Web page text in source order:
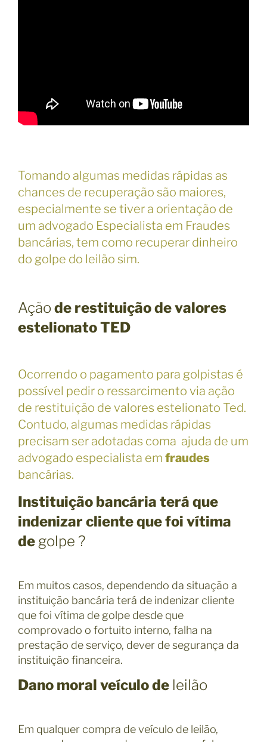
Tomando algumas medidas rápidas as
chances de recuperação são maiores,
especialmente se tiver a orientação de
um advogado Especialista em Fraudes
bancárias, tem como recuperar dinheiro
do golpe do leilão sim.
Açãode restituição de valores
estelionato TED
Ocorrendo o pagamento para golpistas é
possível pedir o ressarcimento via ação
de restituição de valores estelionato Ted.
Contudo, algumas medidas rápidas
precisam ser adotadas coma ajuda de um
advogado especialista em fraudes
bancárias.
Instituição bancária terá que
indenizar cliente que foi vítima
de golpe ?
Em muitos casos, dependendo da situação a
instituição bancária terá de indenizar cliente
que foi vítima de golpe desde que
comprovado o fortuito interno, falha na
prestação de serviço, dever de segurança da
instituição financeira.
Dano moral veículo de leilão
Em qualquer compra de veículo de leilão,